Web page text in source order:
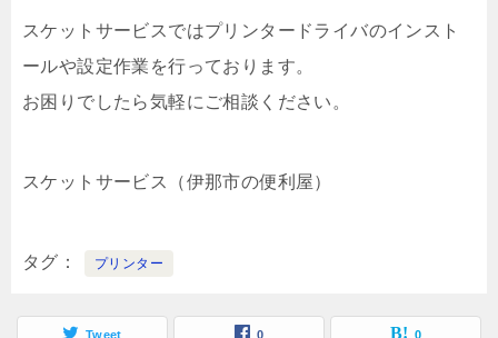
スケットサービスではプリンタードライバのインスト
ールや設定作業を行っております。
お困りでしたら気軽にご相談ください。
スケットサービス（伊那市の便利屋）
タグ プリンター
Tweet 0 0